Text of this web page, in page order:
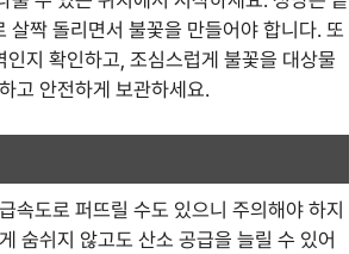
짝 돌리면서 불꽃을 만들어야 합니다. 또
지 확인하고, 조심스럽게 불꽃을 대상물
고 안전하게 보관하세요.
속도로 퍼뜨릴 수도 있으니 주의해야 하지
숨쉬지 않고도 산소 공급을 늘릴 수 있어